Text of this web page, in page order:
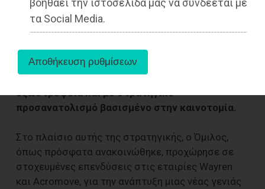
βοηθάει την ιστοσελίδα μας να συνδέεται με
τα Social Media.
Ο όμιλος αμυντικής βιομηχανίας EFA GROUP
συνεχίζει τη δυναμική μετεξέλιξή του σε ένα
ενιαίο και εξωστρεφές οικοσύστημα
τεχνολογικών λύσεων άμυνας και ασφάλειας,
επενδύοντας σταθερά στην ανάπτυξη και την
εξωστρέφεια και με στρατηγικό
προσανατολισμό βασισμένο στην καινοτομία.
Στο πλαίσιο αυτής της στρατηγικής, ο Όμιλος,
όπως πρόσφατα ανακοινώθηκε, προχώρησε σε
στοχευμένες επενδύσεις στις εταιρίες Wayren
και Acromove, για την ανάπτυξη μιας νέας γενιάς